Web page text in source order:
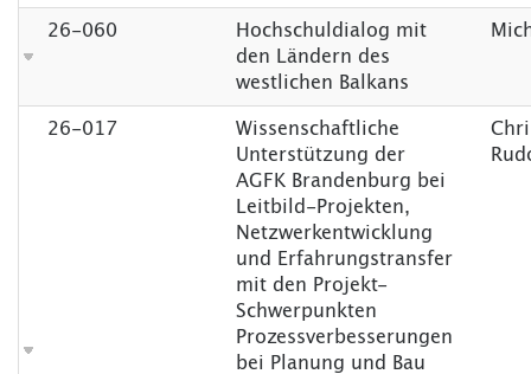
26-060
Hochschuldialog mit
den Ländern des
westlichen Balkans
26-017
Wissenschaftliche
Unterstützung der
AGFK Brandenburg bei
Leitbild-Projekten,
Netzwerkentwicklung
und Erfahrungstransfer
mit den Projekt-
Schwerpunkten
Prozessverbesserungen
bei Planung und Bau